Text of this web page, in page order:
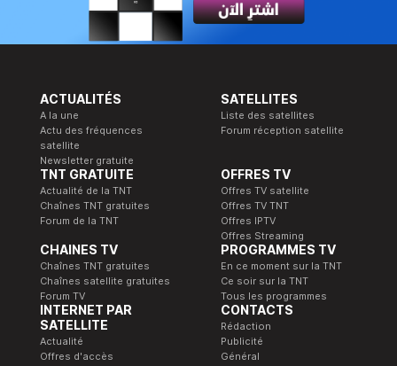
ACTUALITÉS
A la une
Actu des fréquences
satellite
Newsletter gratuite
SATELLITES
Liste des satellites
Forum réception satellite
TNT GRATUITE
Actualité de la TNT
Chaînes TNT gratuites
Forum de la TNT
OFFRES TV
Offres TV satellite
Offres TV TNT
Offres IPTV
Offres Streaming
CHAINES TV
Chaînes TNT gratuites
Chaînes satellite gratuites
Forum TV
PROGRAMMES TV
En ce moment sur la TNT
Ce soir sur la TNT
Tous les programmes
INTERNET PAR
SATELLITE
Actualité
Offres d'accès
CONTACTS
Rédaction
Publicité
Général